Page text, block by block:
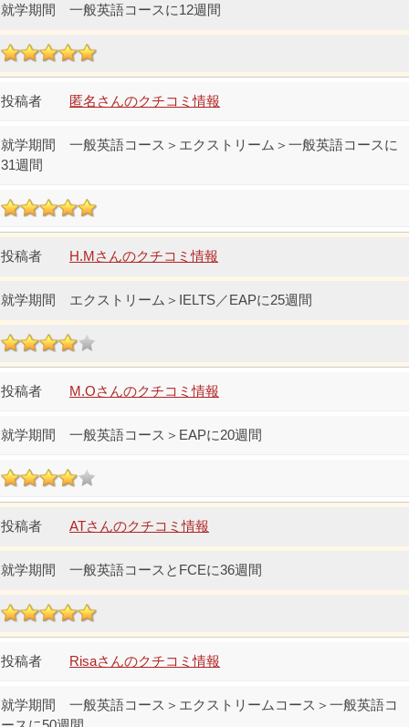
一般英語コースに12週間
匿名さんのクチコミ情報
一般英語コース＞エクストリーム＞一般英語コースに
31週間
H.Mさんのクチコミ情報
エクストリーム＞IELTS／EAPに25週間
M.Oさんのクチコミ情報
一般英語コース＞EAPに20週間
ATさんのクチコミ情報
一般英語コースとFCEに36週間
Risaさんのクチコミ情報
一般英語コース＞エクストリームコース＞一般英語コ